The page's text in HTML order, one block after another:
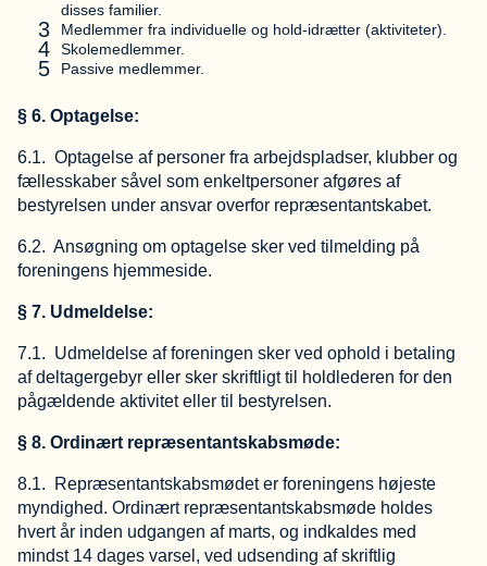
disses familier.
Medlemmer fra individuelle og hold-idrætter (aktiviteter).
Skolemedlemmer.
Passive medlemmer.
§ 6. Optagelse:
6.1. Optagelse af personer fra arbejdspladser, klubber og
fællesskaber såvel som enkeltpersoner afgøres af
bestyrelsen under ansvar overfor repræsentantskabet.
6.2. Ansøgning om optagelse sker ved tilmelding på
foreningens hjemmeside.
§ 7. Udmeldelse:
7.1. Udmeldelse af foreningen sker ved ophold i betaling
af deltagergebyr eller sker skriftligt til holdlederen for den
pågældende aktivitet eller til bestyrelsen.
§ 8. Ordinært repræsentantskabsmøde:
8.1. Repræsentantskabsmødet er foreningens højeste
myndighed. Ordinært repræsentantskabsmøde holdes
hvert år inden udgangen af marts, og indkaldes med
mindst 14 dages varsel, ved udsending af skriftlig